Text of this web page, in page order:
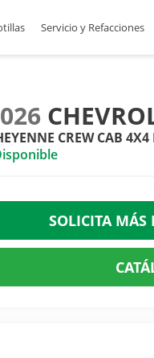
Servicio y Refacciones
CREW CAB 4X4
SOLICITA